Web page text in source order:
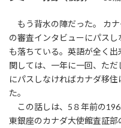
もう背水の陣だった。 カ
の審査インタビューにパス
も落ちている。英語が全く
関しては、一年に一回、た
にパスしなければカナダ移
た。
この話しは、5８年前の
東銀座のカナダ大使館査証